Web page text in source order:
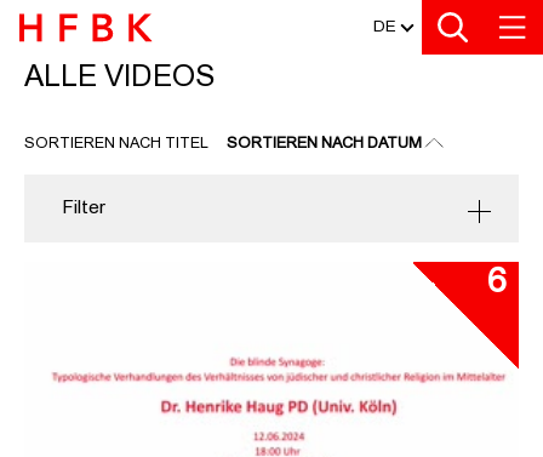
Zu den Filtern
Zur Metanavigation
Zur Hauptnavigation
Zur Suche
Zum Inhalt
Zum Seitenfuss DE
ALLE VIDEOS
ALLE VIDEOS
SORTIEREN NACH TITEL SORTIEREN NACH DATUM
Filter
6